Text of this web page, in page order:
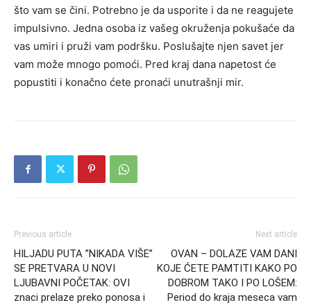
što vam se čini. Potrebno je da usporite i da ne reagujete
impulsivno. Jedna osoba iz vašeg okruženja pokušaće da
vas umiri i pruži vam podršku. Poslušajte njen savet jer
vam može mnogo pomoći. Pred kraj dana napetost će
popustiti i konačno ćete pronaći unutrašnji mir.
Previous article
HILJADU PUTA ”NIKADA VIŠE”
SE PRETVARA U NOVI
LJUBAVNI POČETAK: OVI
znaci prelaze preko ponosa i
Next article
OVAN – DOLAZE VAM DANI
KOJE ĆETE PAMTITI KAKO PO
DOBROM TAKO I PO LOŠEM:
Period do kraja meseca vam